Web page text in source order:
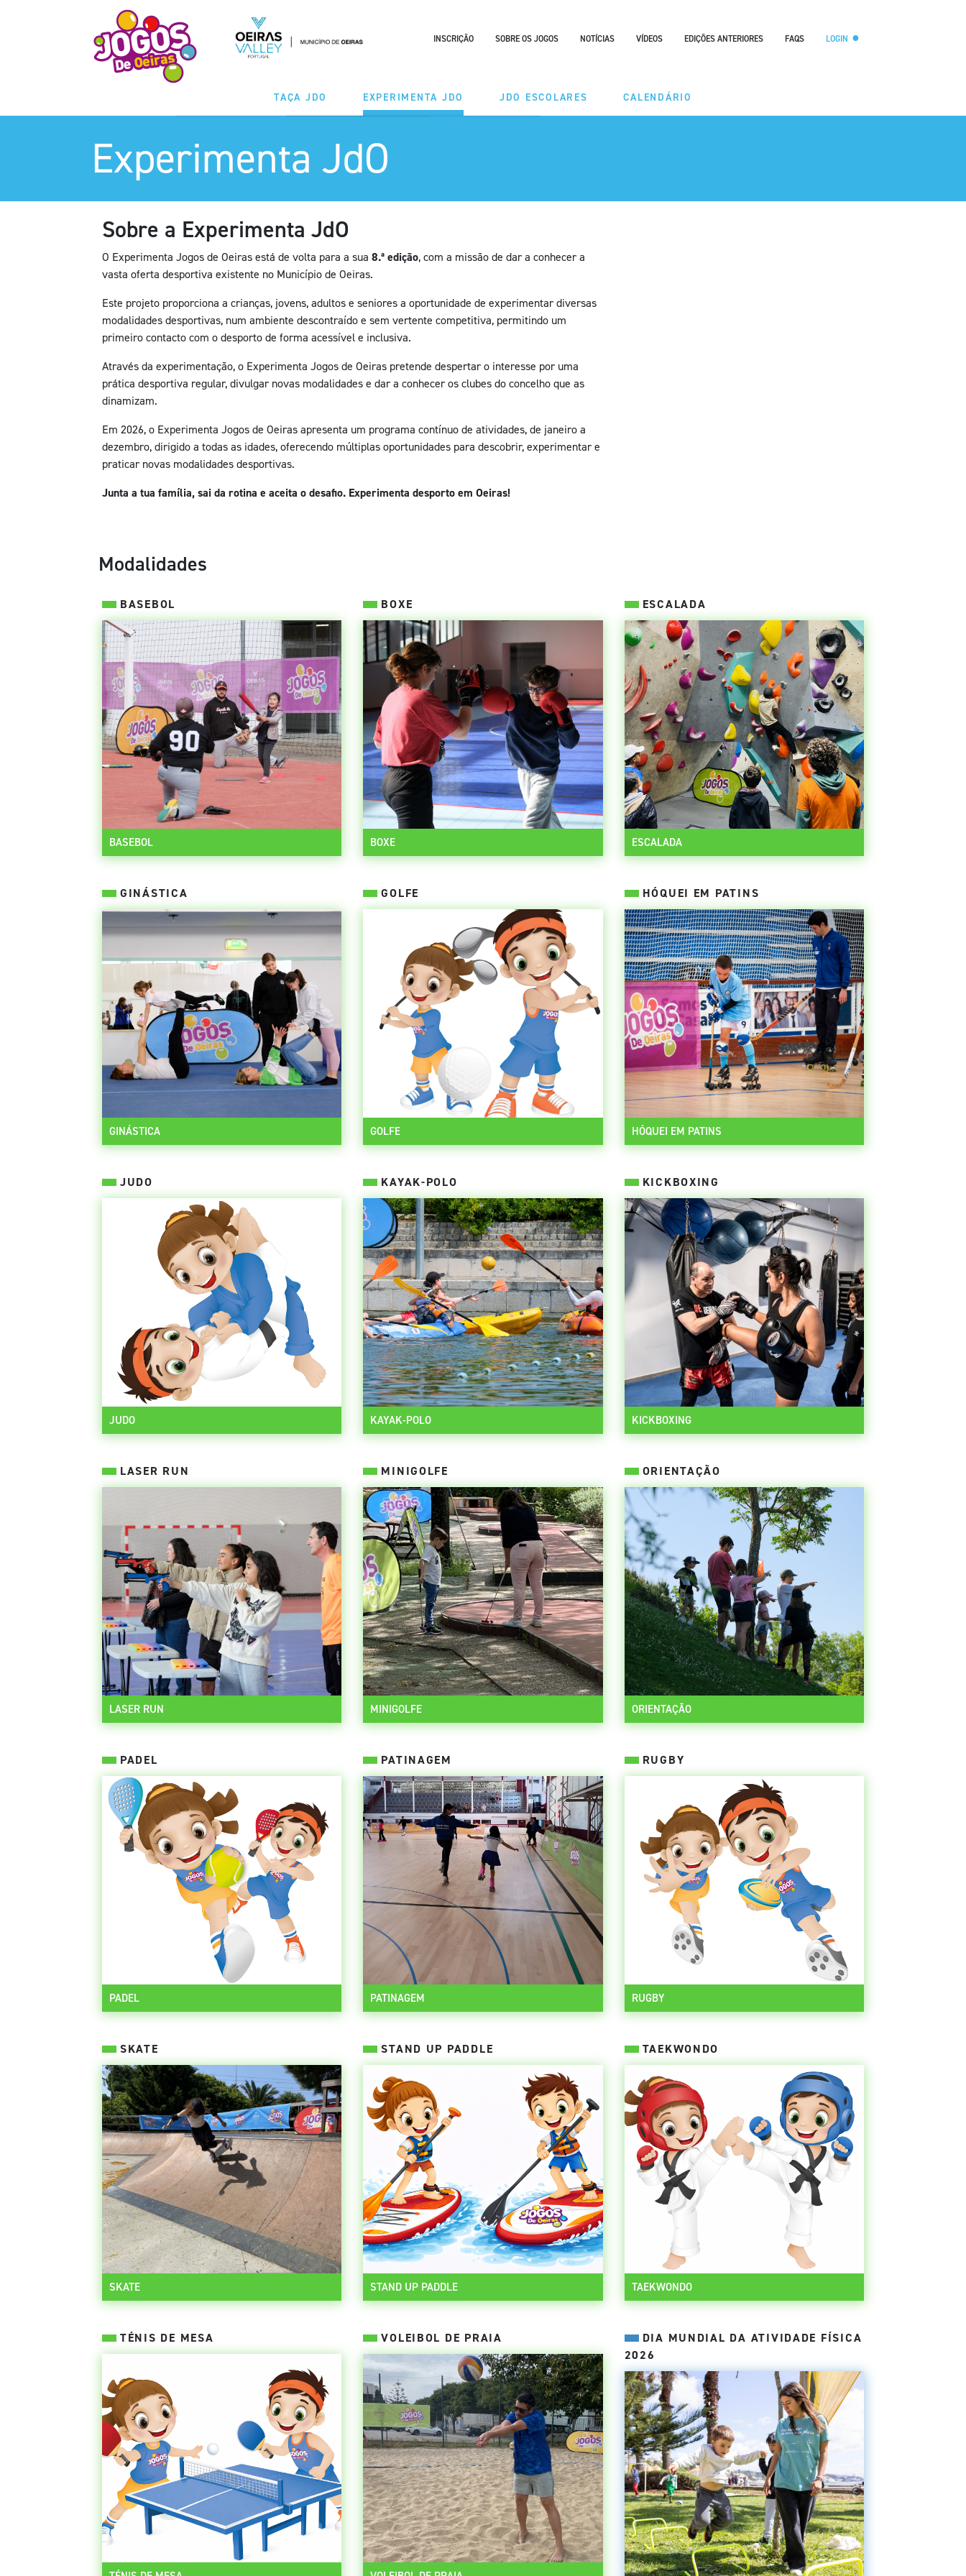
INSCRIÇÃO SOBRE OS JOGOS NOTÍCIAS VÍDEOS EDIÇÕES ANTERIORES FAQS LOGIN
TAÇA JDO
CLASSIFICAÇÃO TAÇA
CALENDÁRIO
EXPERIMENTA JDO
CALENDÁRIO
JDO ESCOLARES CALENDÁRIO
Experimenta JdO
Sobre a Experimenta JdO
O Experimenta Jogos de Oeiras está de volta para a sua 8.ª edição, com a missão de dar a conhecer a
vasta oferta desportiva existente no Município de Oeiras.
Este projeto proporciona a crianças, jovens, adultos e seniores a oportunidade de experimentar diversas
modalidades desportivas, num ambiente descontraído e sem vertente competitiva, permitindo um
primeiro contacto com o desporto de forma acessível e inclusiva.
Através da experimentação, o Experimenta Jogos de Oeiras pretende despertar o interesse por uma
prática desportiva regular, divulgar novas modalidades e dar a conhecer os clubes do concelho que as
dinamizam.
Em 2026, o Experimenta Jogos de Oeiras apresenta um programa contínuo de atividades, de janeiro a
dezembro, dirigido a todas as idades, oferecendo múltiplas oportunidades para descobrir, experimentar e
praticar novas modalidades desportivas.
Junta a tua família, sai da rotina e aceita o desafio. Experimenta desporto em Oeiras!
Modalidades
BASEBOL
BASEBOL
BOXE
BOXE
ESCALADA
ESCALADA
GINÁSTICA
GINÁSTICA
GOLFE
GOLFE
HÓQUEI EM PATINS
HÓQUEI EM PATINS
JUDO
JUDO
KAYAK-POLO
KAYAK-POLO
KICKBOXING
KICKBOXING
LASER RUN
LASER RUN
MINIGOLFE
MINIGOLFE
ORIENTAÇÃO
ORIENTAÇÃO
PADEL
PADEL
PATINAGEM
PATINAGEM
RUGBY
RUGBY
SKATE
SKATE
STAND UP PADDLE
STAND UP PADDLE
TAEKWONDO
TAEKWONDO
TÉNIS DE MESA VOLEIBOL DE PRAIA
DIA MUNDIAL DA ATIVIDADE FÍSICA
2026